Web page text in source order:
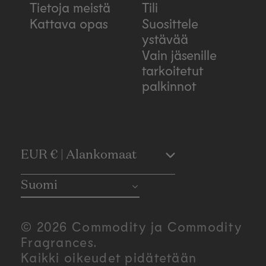
Tietoja meistä
Kattava opas
Tili
Suosittele
ystävää
Vain jäsenille
tarkoitetut
palkinnot
C
o
u
n
EUR € | Alankomaat
Suomi
© 2026 Commodity ja Commodity
Fragrances.
Kaikki oikeudet pidätetään